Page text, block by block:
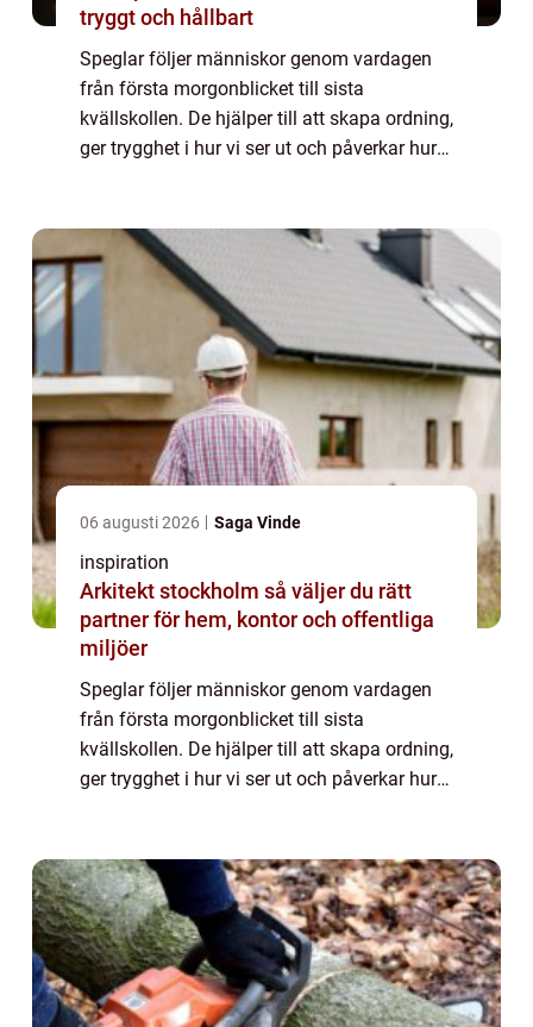
tryggt och hållbart
Speglar följer människor genom vardagen
från första morgonblicket till sista
kvällskollen. De hjälper till att skapa ordning,
ger trygghet i hur vi ser ut och påverkar hur
06 augusti 2026 Saga Vinde
inspiration
Arkitekt stockholm så väljer du rätt
partner för hem, kontor och offentliga
miljöer
Speglar följer människor genom vardagen
från första morgonblicket till sista
kvällskollen. De hjälper till att skapa ordning,
ger trygghet i hur vi ser ut och påverkar hur